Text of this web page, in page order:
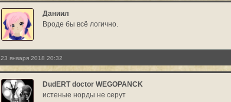
Даниил
Вроде бы всё логично.
23 января 2018 20:32
DudERT doctor WEGOPANCK
истеные норды не серут